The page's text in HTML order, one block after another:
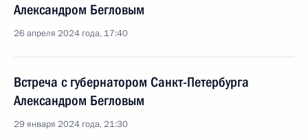
Александром Бегловым
26 апреля 2024 года, 17:40
Встреча с губернатором Санкт-Петербурга
Александром Бегловым
29 января 2024 года, 21:30